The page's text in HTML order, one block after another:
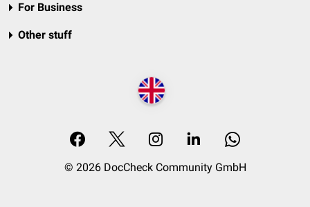
For Business
Other stuff
© 2026 DocCheck Community GmbH